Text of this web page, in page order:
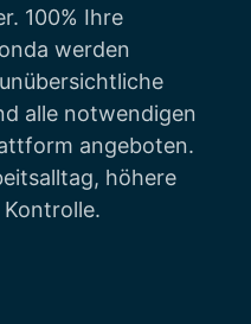
100% Ihre
werden
alle notwendigen
angeboten.
höhere